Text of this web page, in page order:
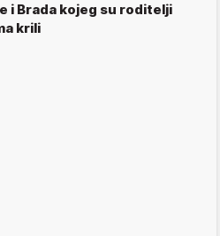
i Brada kojeg su roditelji
krili